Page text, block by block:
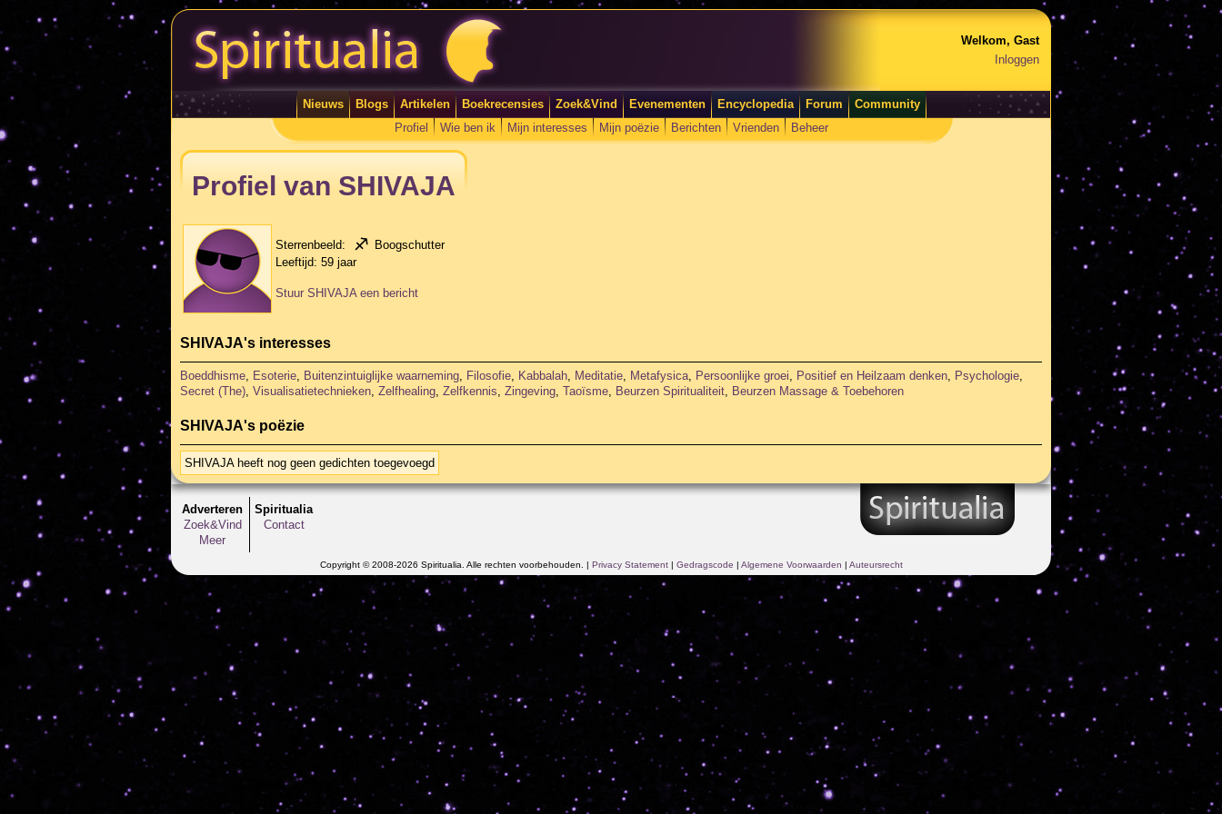
Welkom, Gast
Inloggen
Nieuws Blogs Artikelen Boekrecensies Zoek&Vind Evenementen Encyclopedia Forum
Community
Profiel
Wie ben ik Mijn interesses Mijn poëzie Berichten Vrienden Beheer
Profiel van SHIVAJA
Sterrenbeeld:
Boogschutter
Leeftijd: 59 jaar
Stuur SHIVAJA een bericht
SHIVAJA's interesses
Boeddhisme, Esoterie, Buitenzintuiglijke waarneming, Filosofie, Kabbalah, Meditatie, Metafysica, Persoonlijke groei, Positief en Heilzaam denken, Psychologie,
Secret (The), Visualisatietechnieken, Zelfhealing, Zelfkennis, Zingeving, Taoïsme, Beurzen Spiritualiteit, Beurzen Massage & Toebehoren
SHIVAJA's poëzie
SHIVAJA heeft nog geen gedichten toegevoegd
Adverteren
Zoek&Vind
Meer
Spiritualia
Contact
Copyright © 2008-2026 Spiritualia. Alle rechten voorbehouden. | Privacy Statement| Gedragscode | Algemene Voorwaarden | Auteursrecht